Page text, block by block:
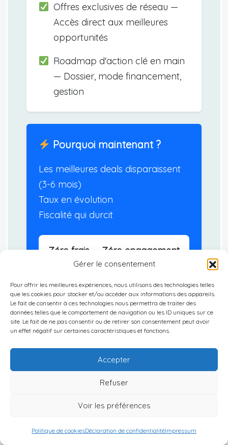
Gérer le consentement
Pour offrir les meilleures expériences, nous utilisons des technologies telles
que les cookies pour stocker et/ou accéder aux informations des appareils.
Le fait de consentir à ces technologies nous permettra de traiter des
données telles que le comportement de navigation ou les ID uniques sur ce
site. Le fait de ne pas consentir ou de retirer son consentement peut avoir
un effet négatif sur certaines caractéristiques et fonctions.
Accepter
Refuser
Voir les préférences
Politique de cookiesDéclaration de confidentialitéImpressum
Offres exclusives de réseau —
Accès direct aux meilleures
opportunités
Roadmap d'action clé en main
— Dossier, mode financement,
gestion
Pourquoi maintenant ?
Les meilleures deals disparaissent
(3-6 mois)
Taux en évolution
Fiscalité qui durcit
Zéro frais — Zéro engagement
Conseil indépendant
uniquement
Vous devez disposer de150000 euros
d’épargne immédiatement disponible.
RÉSERVEZ VOTRE
EXPERTISE GRATUITE (1H)
1 heure | Appel vidéo privé | 5